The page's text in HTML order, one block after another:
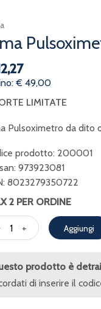
€ 49,00
LIMITATE
Pulsoximetro da dito
prodotto: 200001
973923081
8023279350722
2 PER ORDINE
+ Aggiungi
prodotto è
di inserire il